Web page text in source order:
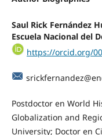
Saul Rick Fernández
Escuela Nacional del
https://orcid.org/
Postdoctor en World
Globalization and
University; Doctor en